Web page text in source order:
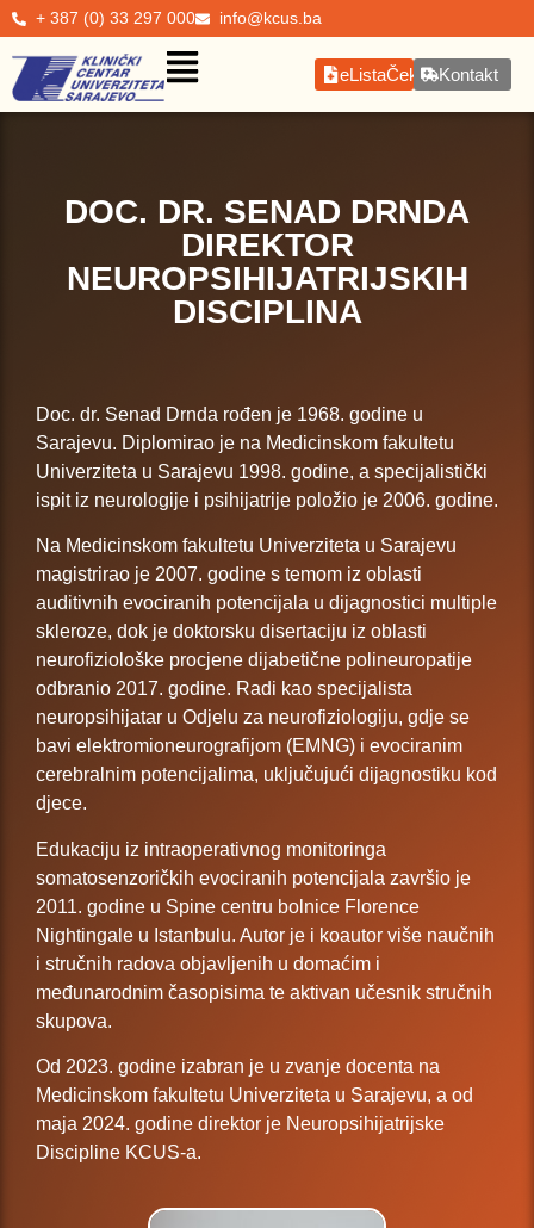
+ 387 (0) 33 297 000 info@kcus.ba
eListaČekanjaKontakt
DOC. DR. SENAD DRNDA
DIREKTOR
NEUROPSIHIJATRIJSKIH
DISCIPLINA
Doc. dr. Senad Drnda rođen je 1968. godine u
Sarajevu. Diplomirao je na Medicinskom fakultetu
Univerziteta u Sarajevu 1998. godine, a specijalistički
ispit iz neurologije i psihijatrije položio je 2006. godine.
Na Medicinskom fakultetu Univerziteta u Sarajevu
magistrirao je 2007. godine s temom iz oblasti
auditivnih evociranih potencijala u dijagnostici multiple
skleroze, dok je doktorsku disertaciju iz oblasti
neurofiziološke procjene dijabetične polineuropatije
odbranio 2017. godine. Radi kao specijalista
neuropsihijatar u Odjelu za neurofiziologiju, gdje se
bavi elektromioneurografijom (EMNG) i evociranim
cerebralnim potencijalima, uključujući dijagnostiku kod
djece.
Edukaciju iz intraoperativnog monitoringa
somatosenzoričkih evociranih potencijala završio je
2011. godine u Spine centru bolnice Florence
Nightingale u Istanbulu. Autor je i koautor više naučnih
i stručnih radova objavljenih u domaćim i
međunarodnim časopisima te aktivan učesnik stručnih
skupova.
Od 2023. godine izabran je u zvanje docenta na
Medicinskom fakultetu Univerziteta u Sarajevu, a od
maja 2024. godine direktor je Neuropsihijatrijske
Discipline KCUS-a.